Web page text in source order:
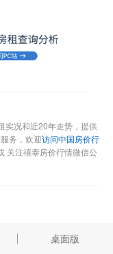
实况和近20年走势，提供
务，欢迎访问中国房价行
关注禧泰房价行情微信公
桌面版